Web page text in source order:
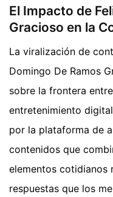
El Impacto de
Gracioso en la
La viralización de
Domingo De Ramos
sobre la frontera
entretenimiento
por la plataforma de
contenidos que
elementos cotidianos
respuestas que los